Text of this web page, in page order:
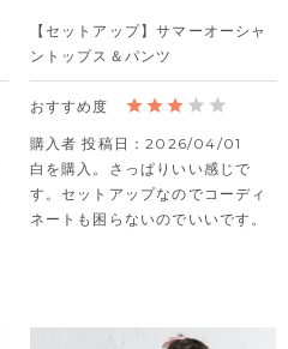
【セットアップ】サマーオーシャ
ントップス＆パンツ
購入者 投稿日
2026/04/01
白を購入。さっぱりいい感じで
す。セットアップなのでコーディ
ネートも困らないのでいいです。